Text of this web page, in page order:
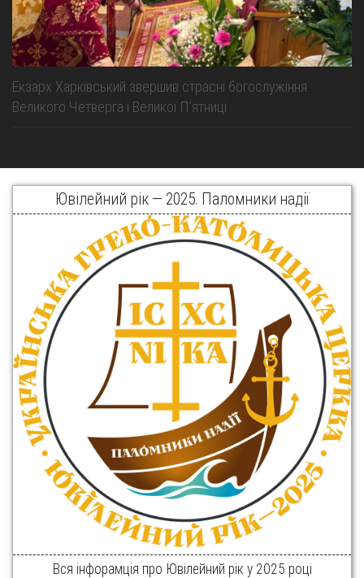
Екзарх Харківський звершив страсні богослужіння
Великого Четверга і Великої Пʼятниці
Ювілейний рік — 2025. Паломники надії
Вся інфорамція про Ювілейний рік у 2025 році